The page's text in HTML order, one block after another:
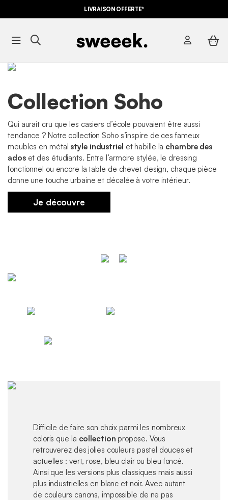
LIVRAISON OFFERTE*
Collection Soho
Qui aurait cru que les casiers d’école pouvaient être aussi
tendance ? Notre collection Soho s’inspire de ces fameux
meubles en métal style industriel et habille la chambre des
adoset des étudiants. Entre l’armoire stylée, le dressing
fonctionnel ou encore la table de chevet design, chaque pièce
donne une touche urbaine et décalée à votre intérieur.
Je découvre
Difficile de faire son choix parmi les nombreux
coloris que la collection propose. Vous
retrouverez des jolies couleurs pastel douces et
actuelles : vert, rose, bleu clair ou bleu foncé.
Ainsi que les versions plus classiques mais aussi
plus industrielles en blanc et noir. Avec autant
de couleurs canons, impossible de ne pas